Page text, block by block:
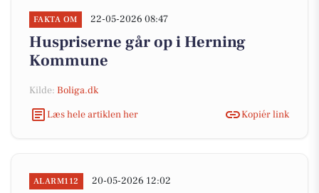
FAKTA OM 22-05-2026 08:47
Huspriserne går op i Herning
Kommune
Kilde: Boliga.dk
Læs hele artiklen her
Kopiér link
ALARM112 20-05-2026 12:02